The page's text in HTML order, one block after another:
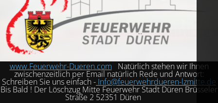
www.Feuerwehr-Dueren.com Natürlich stehen wir Ihnen
zwischenzeitlich per Email natürlich Rede und Antwort:
Schreiben Sie uns einfach - Info@feuerwehrdueren-lzmitte.de
Bis Bald ! Der Löschzug Mitte Feuerwehr Stadt Düren Brüsseler
Straße 2 52351 Düren